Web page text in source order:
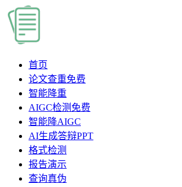
首页
论文查重免费
智能降重
AIGC检测 免费
智能降AIGC
AI生成答辩PPT
格式检测
报告演示
查询真伪